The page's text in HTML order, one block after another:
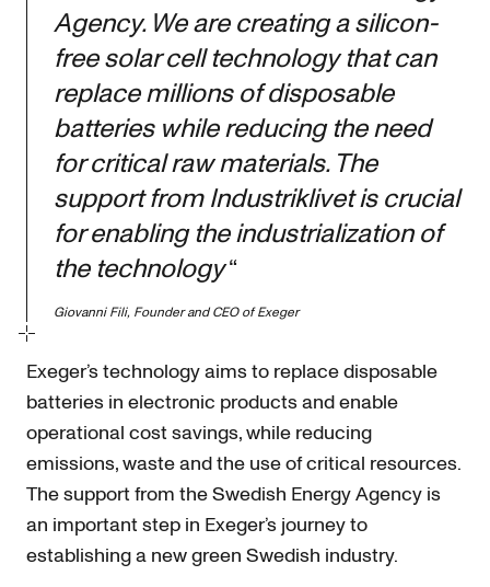
Agency. We are creating a silicon-
free solar cell technology that can
replace millions of disposable
batteries while reducing the need
for critical raw materials. The
support from Industriklivet is crucial
for enabling the industrialization of
the technology“
Giovanni Fili, Founder and CEO of Exeger
Exeger’s technology aims to replace disposable
batteries in electronic products and enable
operational cost savings, while reducing
emissions, waste and the use of critical resources.
The support from the Swedish Energy Agency is
an important step in Exeger’s journey to
establishing a new green Swedish industry.